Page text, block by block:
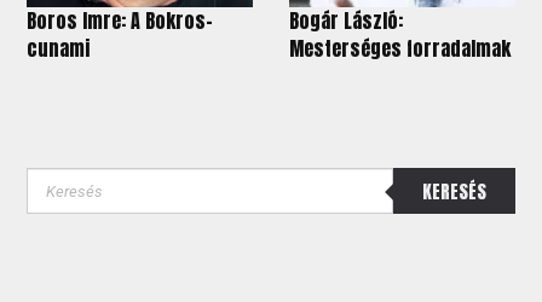
Boros Imre: A Bokros-
cunami
Bogár László:
Mesterséges forradalmak
KERESÉS